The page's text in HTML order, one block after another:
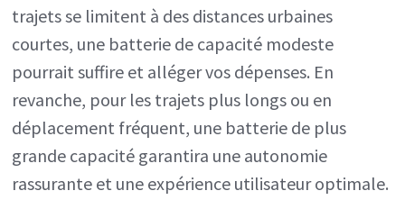
trajets se limitent à des distances urbaines
courtes, une batterie de capacité modeste
pourrait suffire et alléger vos dépenses. En
revanche, pour les trajets plus longs ou en
déplacement fréquent, une batterie de plus
grande capacité garantira une autonomie
rassurante et une expérience utilisateur optimale.